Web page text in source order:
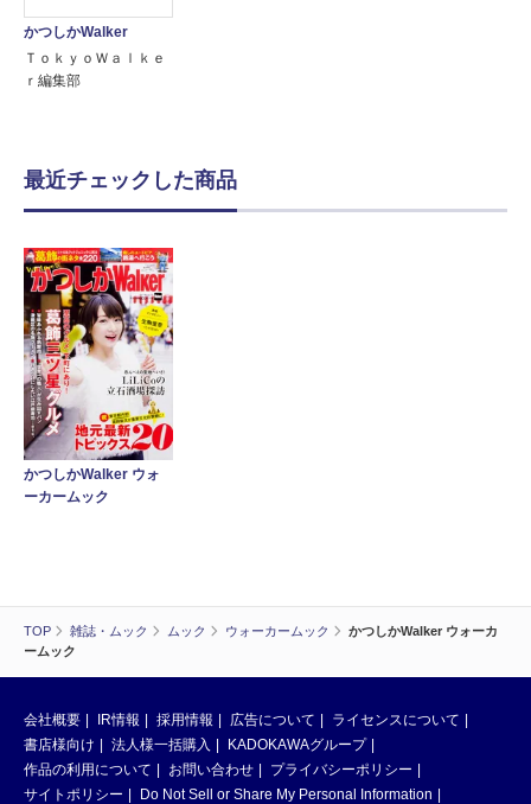
TOP 雑誌・ムック ムック ウォーカームック
かつしかWalker ウォーカ
ームック
かつしかWalker
ＴｏｋｙｏＷａｌｋｅ
ｒ編集部
最近チェックした商品
かつしかWalker ウォ
ーカームック
会社概要 IR情報 採用情報 広告について
ライセンスについて
書店様向け
法人様一括購入
KADOKAWAグループ
作品の利用について
お問い合わせ
プライバシーポリシー
サイトポリシー
Do Not Sell or Share My Personal Information